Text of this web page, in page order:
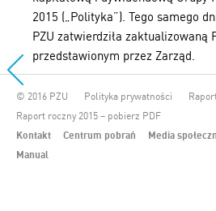
2015 („Polityka”). Tego samego
PZU zatwierdziła zaktualizowaną
przedstawionym przez Zarząd.
© 2016 PZU Polityka prywatności
Raport roczny 2015 – pobierz PDF
Kontakt
Centrum pobrań Media
Manual